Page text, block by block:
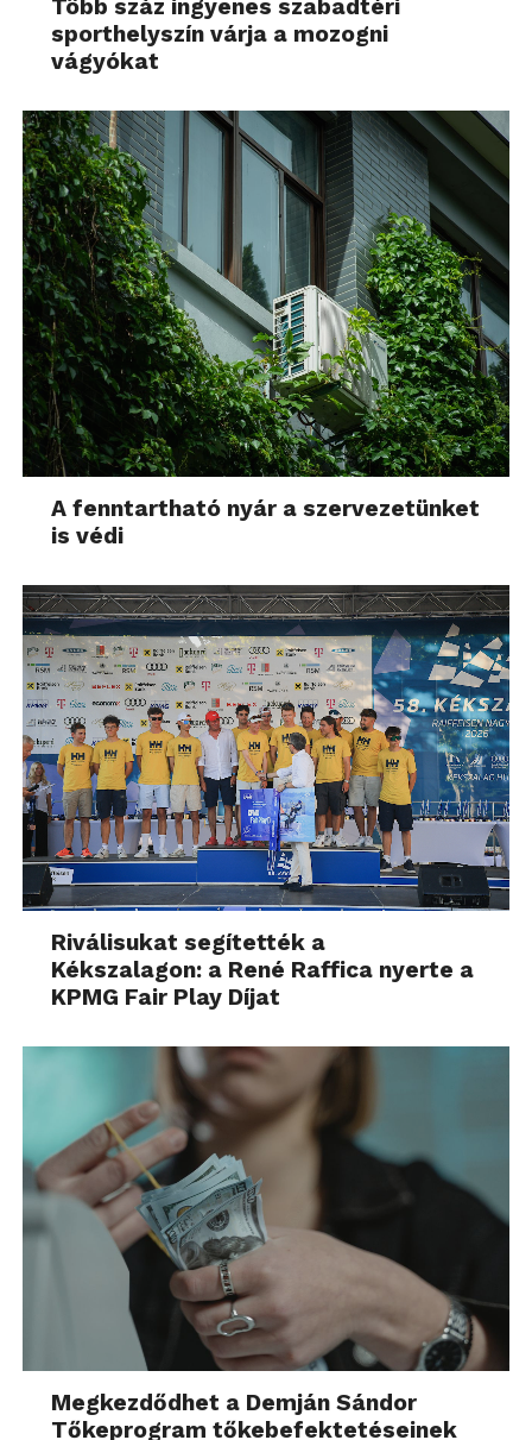
Több száz ingyenes szabadtéri
sporthelyszín várja a mozogni
vágyókat
A fenntartható nyár a szervezetünket
is védi
Riválisukat segítették a
Kékszalagon: a René Raffica nyerte a
KPMG Fair Play Díjat
Megkezdődhet a Demján Sándor
Tőkeprogram tőkebefektetéseinek